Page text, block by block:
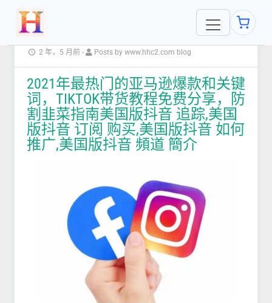
2 年，5 月前 - Posts by www.hhc2.com blog
2021年最热门的亚马逊爆款和关键
词，TIKTOK带货教程免费分享，防
割韭菜指南美国版抖音 追踪,美国
版抖音 订阅 购买,美国版抖音 如何
推广,美国版抖音 頻道 簡介